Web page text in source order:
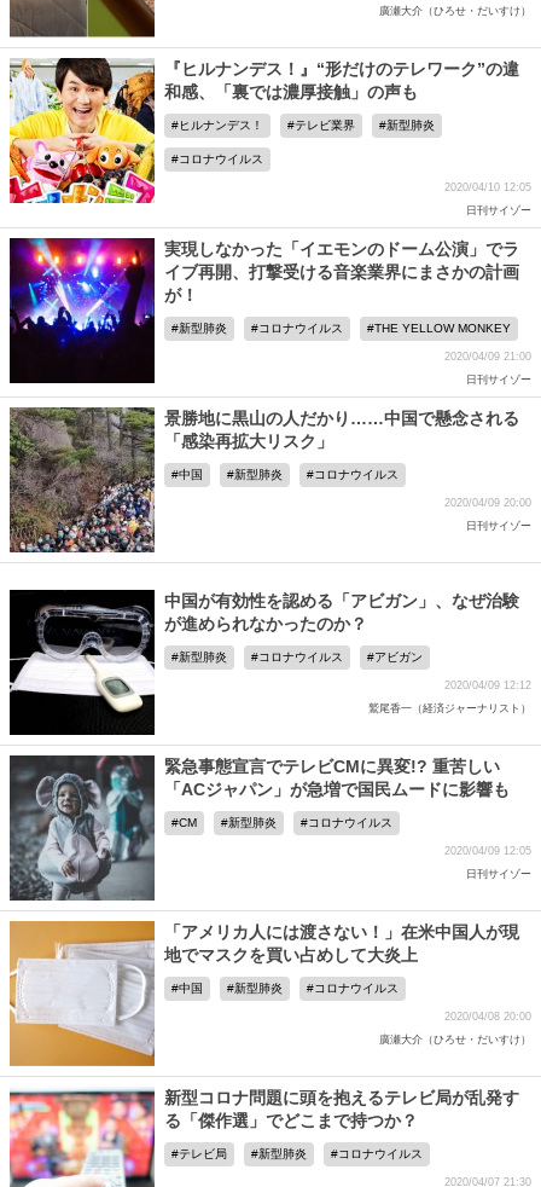
廣瀬大介（ひろせ・だいすけ）
『ヒルナンデス！』“形だけのテレワーク”の違
和感、「裏では濃厚接触」の声も
ヒルナンデス！ テレビ業界 新型肺炎
コロナウイルス
2020/04/10 12:05
日刊サイゾー
実現しなかった「イエモンのドーム公演」でラ
イブ再開、打撃受ける音楽業界にまさかの計画
が！
新型肺炎 コロナウイルス THE YELLOW MONKEY
2020/04/09 21:00
日刊サイゾー
景勝地に黒山の人だかり……中国で懸念される
「感染再拡大リスク」
中国 新型肺炎 コロナウイルス
2020/04/09 20:00
日刊サイゾー
中国が有効性を認める「アビガン」、なぜ治験
が進められなかったのか？
新型肺炎 コロナウイルス アビガン
2020/04/09 12:12
鷲尾香一（経済ジャーナリスト）
緊急事態宣言でテレビCMに異変!? 重苦しい
「ACジャパン」が急増で国民ムードに影響も
CM 新型肺炎 コロナウイルス
2020/04/09 12:05
日刊サイゾー
「アメリカ人には渡さない！」在米中国人が現
地でマスクを買い占めして大炎上
中国 新型肺炎 コロナウイルス
2020/04/08 20:00
廣瀬大介（ひろせ・だいすけ）
新型コロナ問題に頭を抱えるテレビ局が乱発す
る「傑作選」でどこまで持つか？
テレビ局 新型肺炎 コロナウイルス
2020/04/07 21:30